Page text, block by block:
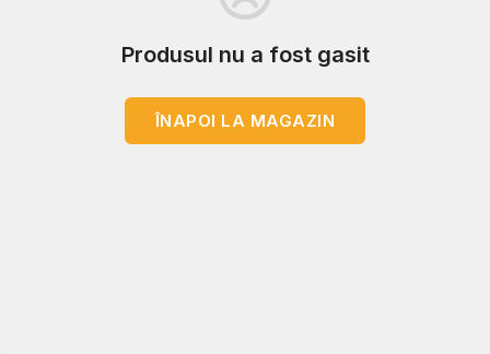
Produsul nu a fost gasit
ÎNAPOI LA MAGAZIN